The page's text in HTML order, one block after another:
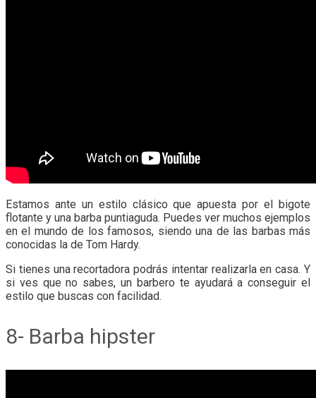
Estamos ante un estilo clásico que apuesta por el bigote
flotante y una barba puntiaguda. Puedes ver muchos ejemplos
en el mundo de los famosos, siendo una de las barbas más
conocidas la de Tom Hardy.
Si tienes una recortadora podrás intentar realizarla en casa. Y
si ves que no sabes, un barbero te ayudará a conseguir el
estilo que buscas con facilidad.
8- Barba hipster